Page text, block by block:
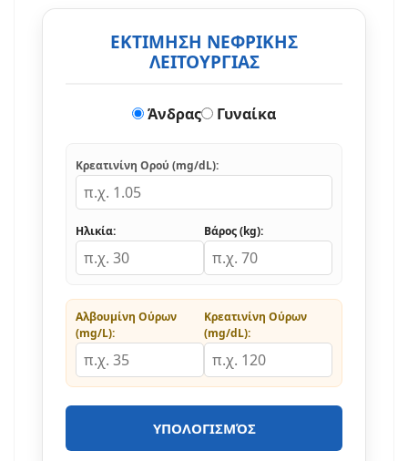
ΕΚΤΙΜΗΣΗ ΝΕΦΡΙΚΗΣ
ΛΕΙΤΟΥΡΓΙΑΣ
Άνδρας Γυναίκα
Κρεατινίνη Ορού (mg/dL):
Ηλικία: Βάρος (kg):
Αλβουμίνη Ούρων
(mg/L):
Κρεατινίνη Ούρων
(mg/dL):
ΥΠΟΛΟΓΙΣΜΌΣ